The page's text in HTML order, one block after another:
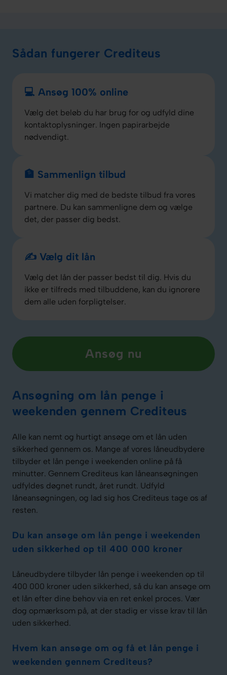
Sådan fungerer Crediteus
💻 Ansøg 100% online
Vælg det beløb du har brug for og udfyld dine
kontaktoplysninger. Ingen papirarbejde
nødvendigt.
🏦 Sammenlign tilbud
Vi matcher dig med de bedste tilbud fra vores
partnere. Du kan sammenligne dem og vælge
det, der passer dig bedst.
✍️ Vælg dit lån
Vælg det lån der passer bedst til dig. Hvis du
ikke er tilfreds med tilbuddene, kan du ignorere
dem alle uden forpligtelser.
Ansøg nu
Ansøgning om lån penge i
weekenden gennem Crediteus
Alle kan nemt og hurtigt ansøge om et lån uden
sikkerhed gennem os. Mange af vores låneudbydere
tilbyder et lån penge i weekenden online på få
minutter. Gennem Crediteus kan låneansøgningen
udfyldes døgnet rundt, året rundt. Udfyld
låneansøgningen, og lad sig hos Crediteus tage os af
resten.
Du kan ansøge om lån penge i weekenden
uden sikkerhed op til 400 000 kroner
Låneudbydere tilbyder lån penge i weekenden op til
400 000 kroner uden sikkerhed, så du kan ansøge om
et lån efter dine behov via en ret enkel proces. Vær
dog opmærksom på, at der stadig er visse krav til lån
uden sikkerhed.
Hvem kan ansøge om og få et lån penge i
weekenden gennem Crediteus?